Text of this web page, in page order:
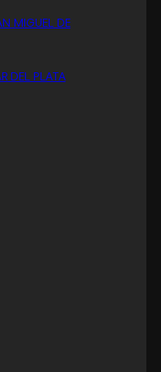
MIGUEL DE
DEL PLATA